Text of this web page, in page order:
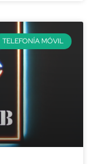
TELEFONÍA MÓVIL